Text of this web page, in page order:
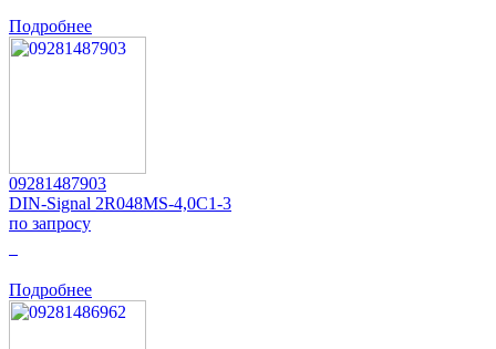
Подробнее
09281487903
DIN-Signal 2R048MS-4,0C1-3
по запросу
Подробнее